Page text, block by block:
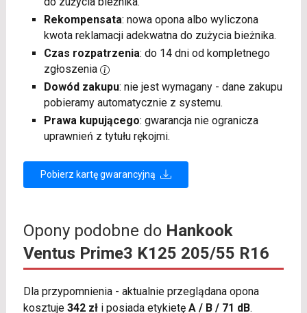
Rekompensata: nowa opona albo wyliczona
kwota reklamacji adekwatna do zużycia bieżnika.
Czas rozpatrzenia: do 14 dni od kompletnego
zgłoszenia
Dowód zakupu: nie jest wymagany - dane zakupu
pobieramy automatycznie z systemu.
Prawa kupującego: gwarancja nie ogranicza
uprawnień z tytułu rękojmi.
Pobierz kartę gwarancyjną
Opony podobne do Hankook
Ventus Prime3 K125 205/55 R16
Dla przypomnienia - aktualnie przeglądana opona
kosztuje 342 złi posiada etykietę A / B / 71 dB.